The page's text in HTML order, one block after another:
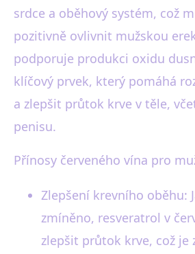
srdce a oběhový systém, což
pozitivně ovlivnit mužskou
podporuje produkci oxidu
klíčový prvek, který pomáhá
a zlepšit průtok krve v těle,
penisu.
Přínosy červeného vína pro
Zlepšení krevního oběhu:
zmíněno, resveratrol v
zlepšit průtok krve, což je